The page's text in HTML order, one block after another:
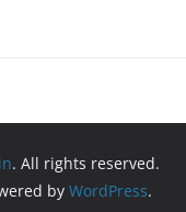
. All rights reserved.
by WordPress.